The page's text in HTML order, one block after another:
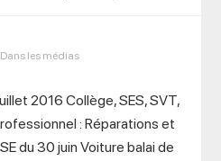
Dans les médias
2016 Collège, SES, SVT,
: Réparations et
du 30 juin Voiture balai de